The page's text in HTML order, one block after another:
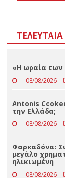
«Η ωραία των
08/08/2026
Antonis
την Ελλάδα;
08/08/2026